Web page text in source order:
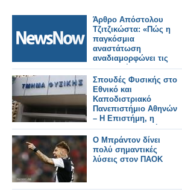
Άρθρο Απόστολου
Τζιτζικώστα: «Πώς η
παγκόσμια
αναστάτωση
αναδιαμορφώνει τις
μεταφορές και τον
τουρισμό»
Σπουδές Φυσικής στο
Εθνικό και
Καποδιστριακό
Πανεπιστήμιο Αθηνών
– Η Επιστήμη, η
Έρευνα, η Διεθνής
Αναγνώριση, οι
Επαγγελματικές
Προοπτικές
Ο Μπράντον δίνει
πολύ σημαντικές
λύσεις στον ΠΑΟΚ